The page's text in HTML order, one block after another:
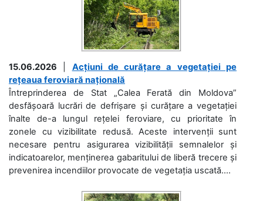
15.06.2026
Acțiuni de curățare a vegetației pe
rețeaua feroviară națională
Întreprinderea de Stat „Calea Ferată din Moldova”
desfășoară lucrări de defrișare și curățare a vegetației
înalte de-a lungul rețelei feroviare, cu prioritate în
zonele cu vizibilitate redusă. Aceste intervenții sunt
necesare pentru asigurarea vizibilității semnalelor și
indicatoarelor, menținerea gabaritului de liberă trecere și
prevenirea incendiilor provocate de vegetația uscată....